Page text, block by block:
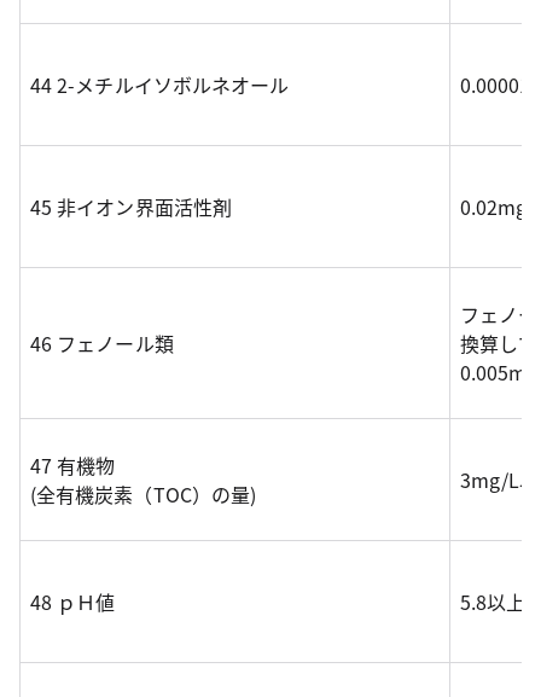
44 2-メチルイソボルネオール
45 非イオン界面活性剤 0.02mg/
46 フェノール類
フェノ
換算し
47 有機物
(全有機炭素（TOC）の量)
3mg/L
48 ｐＨ値 5.8以上